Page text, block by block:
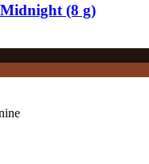
(8 g)